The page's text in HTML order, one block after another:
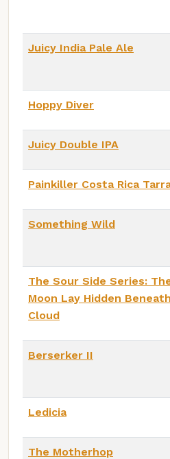
Juicy India Pale Ale
Hoppy Diver
Juicy Double IPA
Painkiller Costa Rica
Something Wild
The Sour Side Series:
Moon Lay Hidden
Cloud
Berserker II
Ledicia
The Motherhop